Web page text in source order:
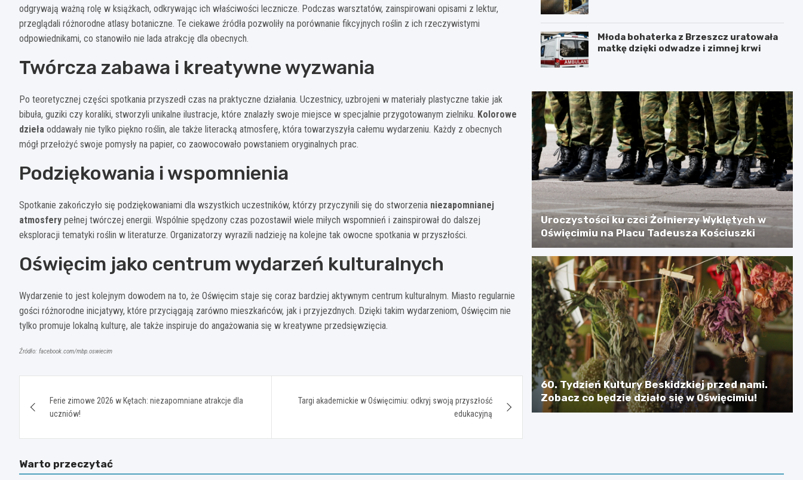
odgrywają ważną rolę w książkach, odkrywając ich właściwości lecznicze. Podczas warsztatów, zainspirowani opisami z lektur,
przeglądali różnorodne atlasy botaniczne. Te ciekawe źródła pozwoliły na porównanie fikcyjnych roślin z ich rzeczywistymi
odpowiednikami, co stanowiło nie lada atrakcję dla obecnych.
Twórcza zabawa i kreatywne wyzwania
Po teoretycznej części spotkania przyszedł czas na praktyczne działania. Uczestnicy, uzbrojeni w materiały plastyczne takie jak
bibuła, guziki czy koraliki, stworzyli unikalne ilustracje, które znalazły swoje miejsce w specjalnie przygotowanym zielniku. Kolorowe
dzieła oddawały nie tylko piękno roślin, ale także literacką atmosferę, która towarzyszyła całemu wydarzeniu. Każdy z obecnych
mógł przełożyć swoje pomysły na papier, co zaowocowało powstaniem oryginalnych prac.
Podziękowania i wspomnienia
Spotkanie zakończyło się podziękowaniami dla wszystkich uczestników, którzy przyczynili się do stworzenia niezapomnianej
atmosfery pełnej twórczej energii. Wspólnie spędzony czas pozostawił wiele miłych wspomnień i zainspirował do dalszej
eksploracji tematyki roślin w literaturze. Organizatorzy wyrazili nadzieję na kolejne tak owocne spotkania w przyszłości.
Oświęcim jako centrum wydarzeń kulturalnych
Wydarzenie to jest kolejnym dowodem na to, że Oświęcim staje się coraz bardziej aktywnym centrum kulturalnym. Miasto regularnie
gości różnorodne inicjatywy, które przyciągają zarówno mieszkańców, jak i przyjezdnych. Dzięki takim wydarzeniom, Oświęcim nie
tylko promuje lokalną kulturę, ale także inspiruje do angażowania się w kreatywne przedsięwzięcia.
Źródło: facebook.com/mbp.oswiecim
wpisuFerie zimowe 2026 w Kętach: niezapomniane atrakcje dla
uczniów!
Targi akademickie w Oświęcimiu: odkryj swoją przyszłość
edukacyjną
Młoda bohaterka z Brzeszcz uratowała
matkę dzięki odwadze i zimnej krwi
Uroczystości ku czci Żołnierzy Wyklętych w
Oświęcimiu na Placu Tadeusza Kościuszki
60. Tydzień Kultury Beskidzkiej przed nami.
Zobacz co będzie działo się w Oświęcimiu!
Warto przeczytać